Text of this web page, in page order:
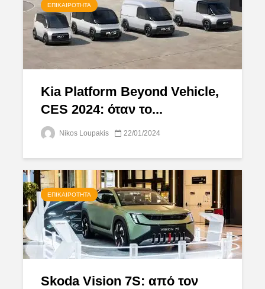
ΕΠΙΚΑΙΡΌΤΗΤΑ
Kia Platform Beyond Vehicle,
CES 2024: όταν το...
Nikos Loupakis 22/01/2024
ΕΠΙΚΑΙΡΌΤΗΤΑ
Skoda Vision 7S: από τον